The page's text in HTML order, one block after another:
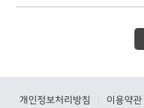
개인정보처리방침 이용약관